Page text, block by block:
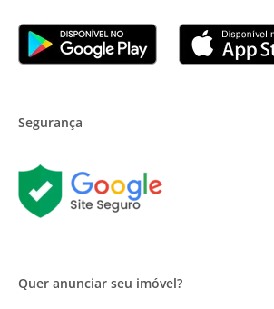
Segurança
Quer anunciar seu imóvel?